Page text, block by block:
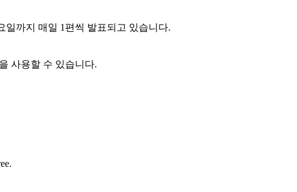
일까지 매일 1편씩 발표되고 있습니다.
사용할 수 있습니다.